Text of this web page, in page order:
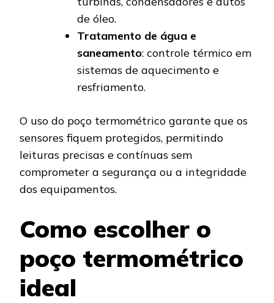
de óleo.
Tratamento de água e
saneamento: controle térmico em
sistemas de aquecimento e
resfriamento.
O uso do poço termométrico garante que os
sensores fiquem protegidos, permitindo
leituras precisas e contínuas sem
comprometer a segurança ou a integridade
dos equipamentos.
Como escolher o
poço termométrico
ideal